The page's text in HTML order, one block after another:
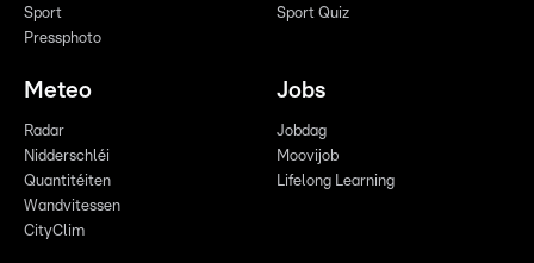
Sport
Pressphoto
Sport Quiz
Meteo
Radar
Nidderschléi
Quantitéiten
Wandvitessen
CityClim
Jobs
Jobdag
Moovijob
Lifelong Learning